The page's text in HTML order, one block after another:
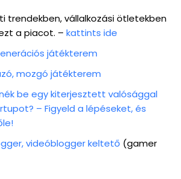
trendekben, vállalkozási ötletekben
a piacot. – kattints ide
játékterem
mozgó játékterem
be egy kiterjesztett valósággal
– Figyeld a lépéseket, és
videóblogger keltető (gamer